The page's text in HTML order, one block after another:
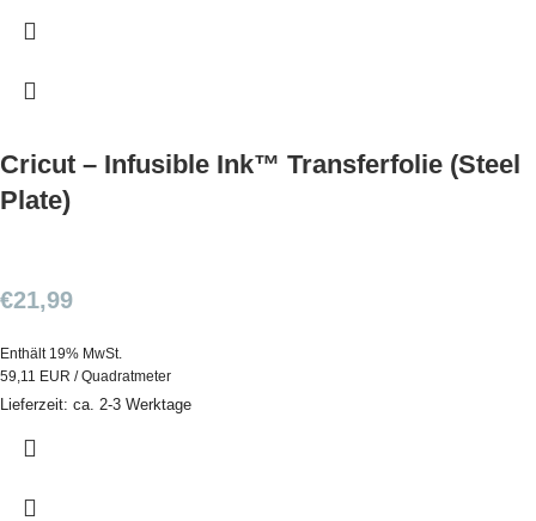
Cricut – Infusible Ink™ Transferfolie (Steel
Plate)
€21,99
Enthält 19% MwSt.
59,11 EUR / Quadratmeter
Lieferzeit: ca. 2-3 Werktage